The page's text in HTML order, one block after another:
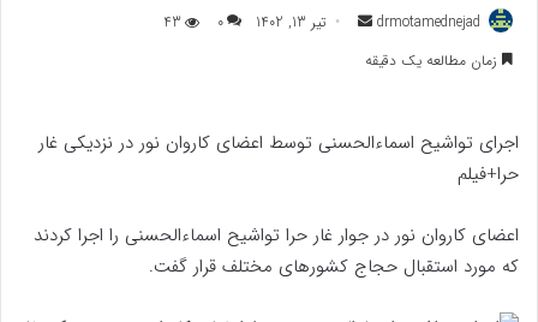
drmotamednejad
ارسال تیر 13, 1402 0
43
زمان مطالعه یک دقیقه
اجرای تواشیح اسماءالحسنی توسط اعضای کاروان نور در نزدیکی غار
حرا+فیلم
اعضای کاروان نور در جوار غار حرا تواشیح اسماءالحسنی را اجرا کردند
که مورد استقبال حجاج کشورهای مختلف قرار گفت.